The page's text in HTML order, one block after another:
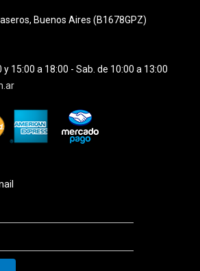
Buenos Aires (B1678GPZ)
y 15:00 a 18:00 - Sab. de 10:00 a 13:00